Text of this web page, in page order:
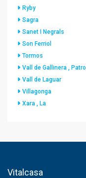
Ryby
Sagra
Sanet I Negrals
Son Ferriol
Tormos
Vall de Gallinera , Patro
Vall de Laguar
Villagonga
Xara , La
Vitalcasa